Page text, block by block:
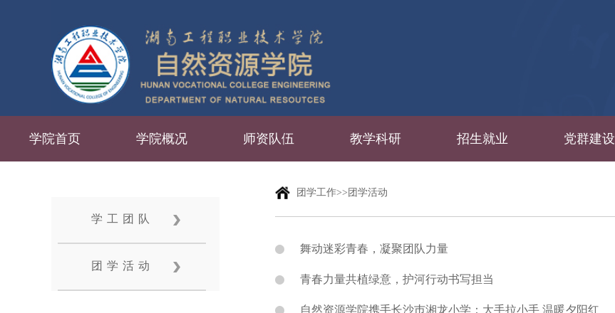
学院首页 学院概况 师资队伍 教学科研 招生就业 党群建设
学工团队
团学活动
团学工作>>团学活动
舞动迷彩青春，凝聚团队力量
青春力量共植绿意，护河行动书写担当
自然资源学院携手长沙巿湘龙小学：大手拉小手 温暖夕阳红